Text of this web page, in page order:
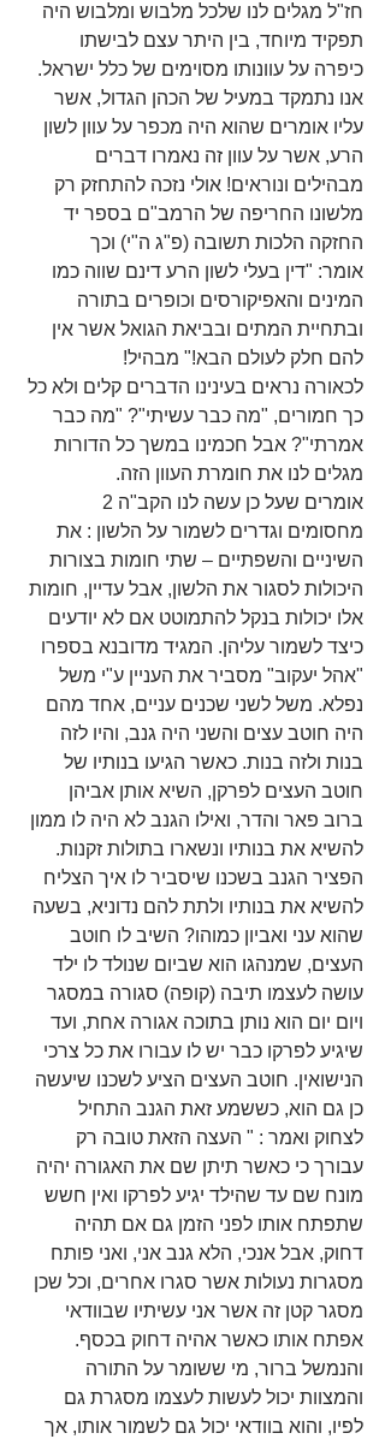
חז"ל מגלים לנו שלכל מלבוש ומלבוש היה
תפקיד מיוחד, בין היתר עצם לבישתו
כיפרה על עוונותו מסוימים של כלל ישראל.
אנו נתמקד במעיל של הכהן הגדול, אשר
עליו אומרים שהוא היה מכפר על עוון לשון
הרע, אשר על עוון זה נאמרו דברים
מבהילים ונוראים! אולי נזכה להתחזק רק
מלשונו החריפה של הרמב"ם בספר יד
החזקה הלכות תשובה (פ"ג ה"י) וכך
אומר: "דין בעלי לשון הרע דינם שווה כמו
המינים והאפיקורסים וכופרים בתורה
ובתחיית המתים ובביאת הגואל אשר אין
להם חלק לעולם הבא!" מבהיל!
לכאורה נראים בעינינו הדברים קלים ולא כל
כך חמורים, "מה כבר עשיתי"? "מה כבר
אמרתי"? אבל חכמינו במשך כל הדורות
מגלים לנו את חומרת העוון הזה.
מחסומים וגדרים לשמור על הלשון : את
השיניים והשפתיים – שתי חומות בצורות
היכולות לסגור את הלשון, אבל עדיין, חומות
אלו יכולות בנקל להתמוטט אם לא יודעים
כיצד לשמור עליהן. המגיד מדובנא בספרו
"אהל יעקוב" מסביר את העניין ע"י משל
נפלא. משל לשני שכנים עניים, אחד מהם
היה חוטב עצים והשני היה גנב, והיו לזה
בנות ולזה בנות. כאשר הגיעו בנותיו של
חוטב העצים לפרקן, השיא אותן אביהן
ברוב פאר והדר, ואילו הגנב לא היה לו ממון
להשיא את בנותיו ונשארו בתולות זקנות.
הפציר הגנב בשכנו שיסביר לו איך הצליח
להשיא את בנותיו ולתת להם נדוניא, בשעה
שהוא עני ואביון כמוהו? השיב לו חוטב
העצים, שמנהגו הוא שביום שנולד לו ילד
עושה לעצמו תיבה (קופה) סגורה במסגר
ויום יום הוא נותן בתוכה אגורה אחת, ועד
שיגיע לפרקו כבר יש לו עבורו את כל צרכי
הנישואין. חוטב העצים הציע לשכנו שיעשה
כן גם הוא, כששמע זאת הגנב התחיל
לצחוק ואמר : " העצה הזאת טובה רק
עבורך כי כאשר תיתן שם את האגורה יהיה
מונח שם עד שהילד יגיע לפרקו ואין חשש
שתפתח אותו לפני הזמן גם אם תהיה
דחוק, אבל אנכי, הלא גנב אני, ואני פותח
מסגרות נעולות אשר סגרו אחרים, וכל שכן
מסגר קטן זה אשר אני עשיתיו שבוודאי
אפתח אותו כאשר אהיה דחוק בכסף.
והנמשל ברור, מי ששומר על התורה
והמצוות יכול לעשות לעצמו מסגרת גם
לפיו, והוא בוודאי יכול גם לשמור אותו, אך